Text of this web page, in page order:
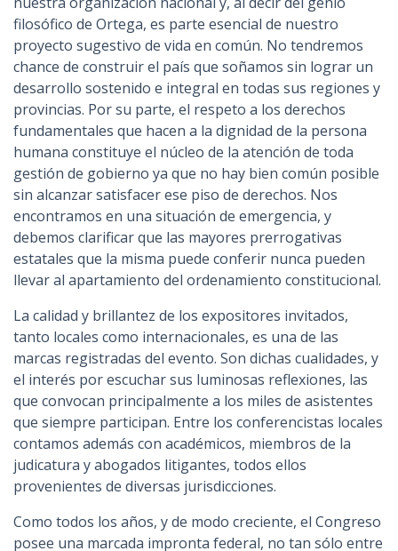
filosófico de Ortega, es parte esencial de nuestro
proyecto sugestivo de vida en común. No tendremos
chance de construir el país que soñamos sin lograr un
desarrollo sostenido e integral en todas sus regiones y
provincias. Por su parte, el respeto a los derechos
fundamentales que hacen a la dignidad de la persona
humana constituye el núcleo de la atención de toda
gestión de gobierno ya que no hay bien común posible
sin alcanzar satisfacer ese piso de derechos. Nos
encontramos en una situación de emergencia, y
debemos clarificar que las mayores prerrogativas
estatales que la misma puede conferir nunca pueden
llevar al apartamiento del ordenamiento constitucional.
La calidad y brillantez de los expositores invitados,
tanto locales como internacionales, es una de las
marcas registradas del evento. Son dichas cualidades, y
el interés por escuchar sus luminosas reflexiones, las
que convocan principalmente a los miles de asistentes
que siempre participan. Entre los conferencistas locales
contamos además con académicos, miembros de la
judicatura y abogados litigantes, todos ellos
provenientes de diversas jurisdicciones.
Como todos los años, y de modo creciente, el Congreso
posee una marcada impronta federal, no tan sólo entre